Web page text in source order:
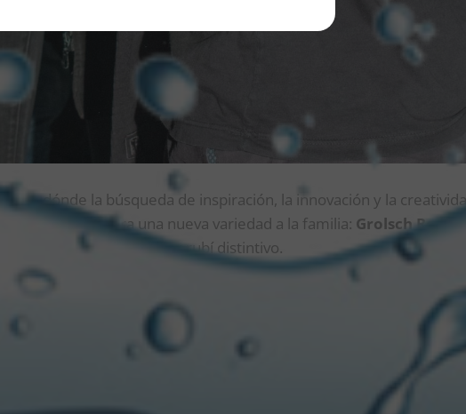
en dónde la búsqueda de inspiración, la innovación y la
año incorpora una nueva variedad a la familia: Grolsch Red
mucho sabor y un color rubí distintivo.
ASÍ SE DEFINE LA NUEVA RED ALE
el resultado de una búsqueda y proceso en dónde la marca quiso
sus consumidores, pero manteniendo su característico doble
premium por excelencia. Con la singularidad de su irresistible sabor,
dulzura con toques de caramelos y sabores tostados, teniendo una